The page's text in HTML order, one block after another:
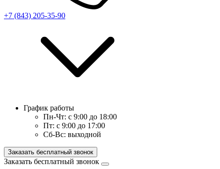
+7 (843) 205-35-90
График работы
Пн-Чт: с 9:00 до 18:00
Пт: с 9:00 до 17:00
Сб-Вс: выходной
Заказать бесплатный звонок
Заказать бесплатный звонок